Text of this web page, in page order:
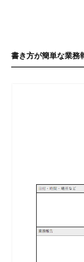
書き方が簡単な業務